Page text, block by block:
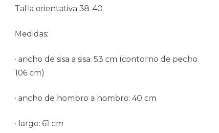
Talla orientativa 38-40
Medidas:
· ancho de sisa a sisa: 53 cm (contorno de pecho
106 cm)
· ancho de hombro a hombro: 40 cm
· largo: 61 cm